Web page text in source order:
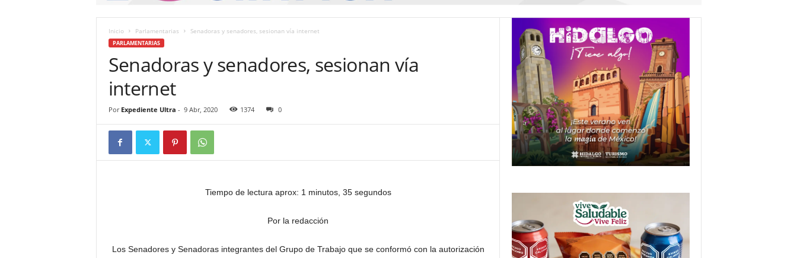
U
Inicio Parlamentarias Senadoras y senadores, sesionan vía internet
PARLAMENTARIAS
Senadoras y senadores, sesionan vía
internet
Por Expediente Ultra - 9 Abr, 2020 1374 0
Tiempo de lectura aprox: 1 minutos, 35 segundos
Por la redacción
Los Senadores y Senadoras integrantes del Grupo de Trabajo que se conformó con la autorización